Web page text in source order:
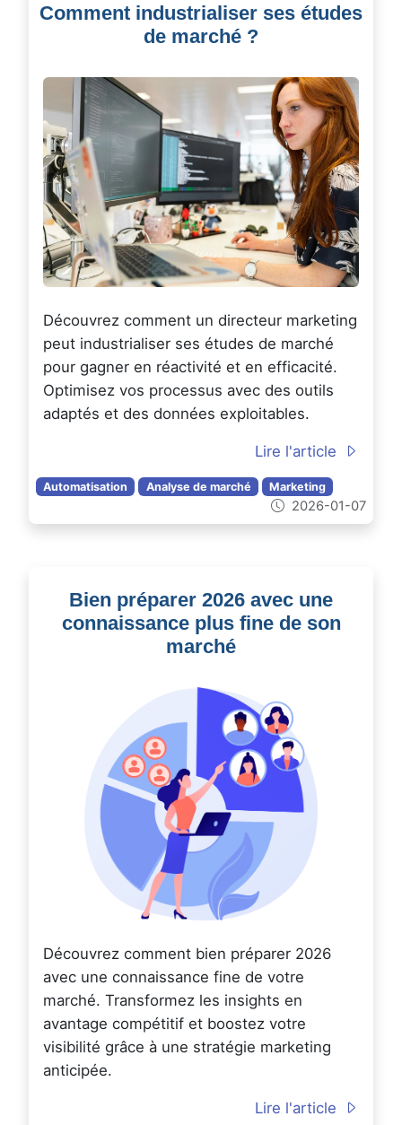
Comment industrialiser ses études
de marché ?
Découvrez comment un directeur marketing
peut industrialiser ses études de marché
pour gagner en réactivité et en efficacité.
Optimisez vos processus avec des outils
adaptés et des données exploitables.
Lire l'article
Automatisation Analyse de marché Marketing
2026-01-07
Bien préparer 2026 avec une
connaissance plus fine de son
marché
Découvrez comment bien préparer 2026
avec une connaissance fine de votre
marché. Transformez les insights en
avantage compétitif et boostez votre
visibilité grâce à une stratégie marketing
anticipée.
Lire l'article